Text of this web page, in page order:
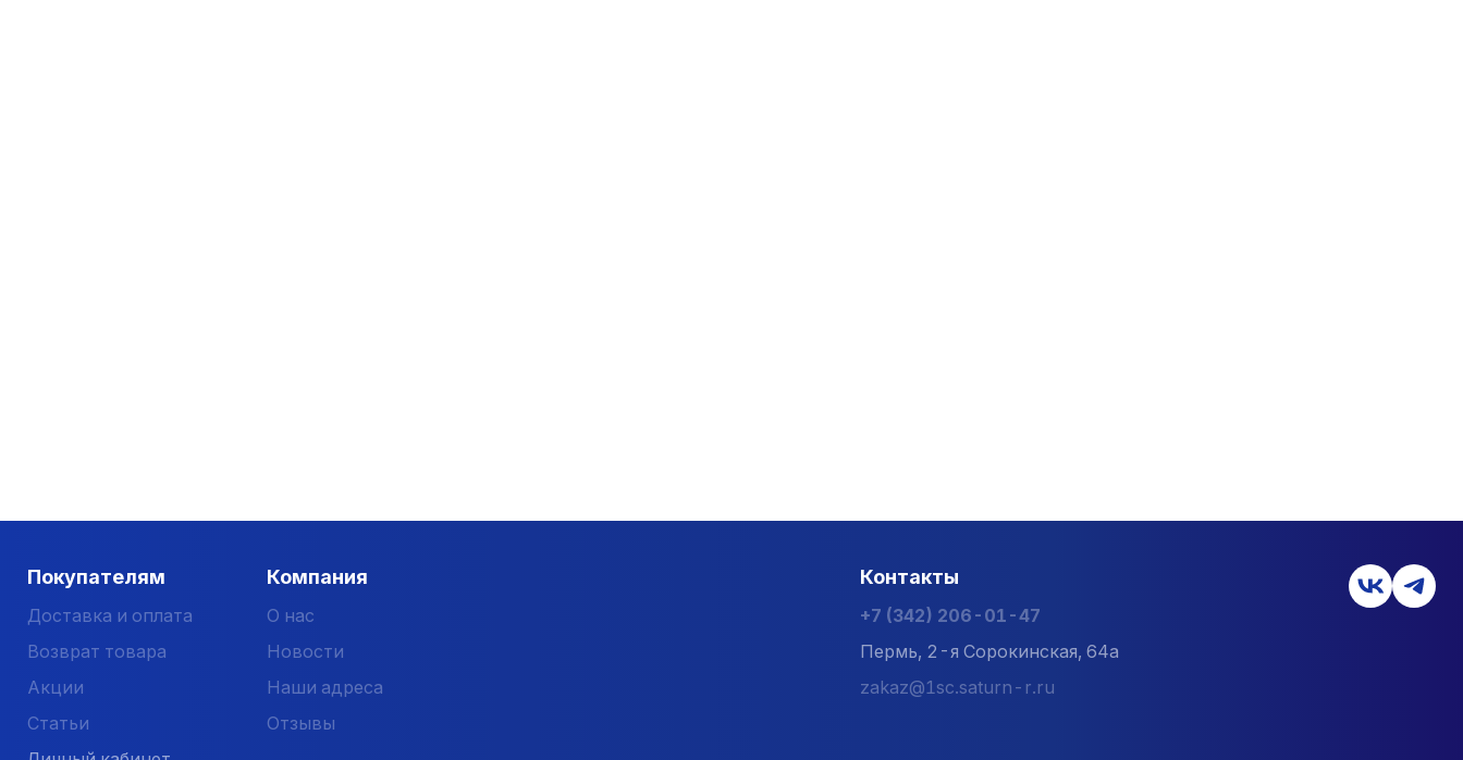
Покупателям
Доставка и оплата
Возврат товара
Акции
Статьи
Компания
О нас
Новости
Наши адреса
Отзывы
Контакты
+7 (342) 206-01-47
Пермь, 2-я Сорокинская, 64а
zakaz@1sc.saturn-r.ru